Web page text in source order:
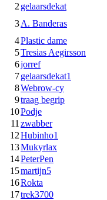
2 gelaarsdekat
3A. Banderas
4Plastic dame
5Tresias Aegirsson
6jorref
7gelaarsdekat1
8Webrow-cy
9traag begrip
10Podje
11 zwabber
12Hubinho1
13Mukyrlax
14PeterPen
15martijn5
16Rokta
17trek3700